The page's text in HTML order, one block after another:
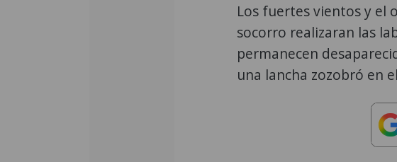
Los fuertes vientos y el
socorro realizaran las
permanecen
una lancha zozobró en